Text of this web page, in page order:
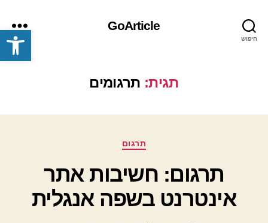
פתח סרגל נגישות חיפוש
GoArticle
תפריט
תגית: תרגומים
קטגוריותתרגום
תרגום: חשיבות אתר
אינטרנט בשפה אנגלית